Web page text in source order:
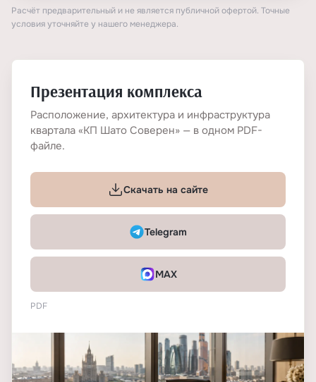
Расчёт предварительный и не является публичной офертой. Точные
условия уточняйте у нашего менеджера.
Презентация комплекса
Расположение, архитектура и инфраструктура
квартала «КП Шато Соверен» — в одном PDF-
файле.
Скачать на сайте
Telegram
MAX
PDF